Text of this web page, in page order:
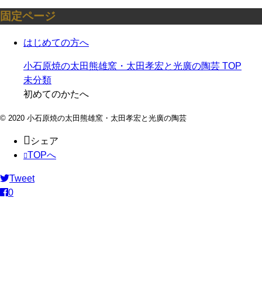
固定ページ
はじめての方へ
小石原焼の太田熊雄窯・太田孝宏と光廣の陶芸 TOP
未分類
初めてのかたへ
© 2020 小石原焼の太田熊雄窯・太田孝宏と光廣の陶芸
シェア
TOPへ
Tweet
0